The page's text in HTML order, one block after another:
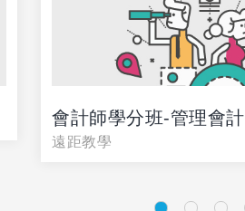
會計師學分班-管理會計
遠距教學